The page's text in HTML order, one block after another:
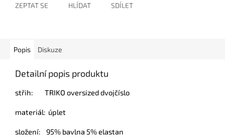
ZEPTAT SE HLÍDAT SDÍLET
Popis Diskuze
Detailní popis produktu
střih: TRIKO oversized dvojčíslo
materiál: úplet
složení: 95% bavlna 5% elastan